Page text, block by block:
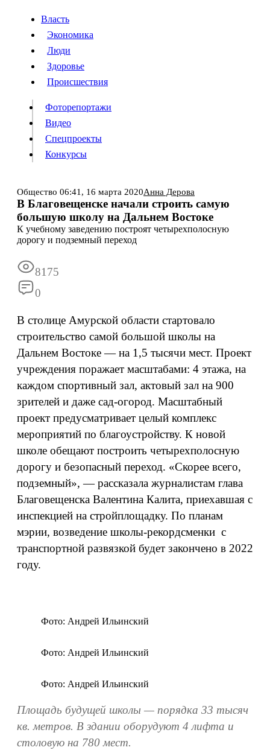
Власть
Происшествия
Видео
Конкурсы
Информация ПодпискаРекламаВсе новостиАрхив
Власть
Экономика
Люди
Здоровье
Происшествия
Фоторепортажи
Видео
Спецпроекты
Конкурсы
Общество 06:41, 16 марта 2020Анна Дерова
В Благовещенске начали строить самую
большую школу на Дальнем Востоке
К учебному заведению построят четырехполосную
дорогу и подземный переход
8175
0
В столице Амурской области стартовало
строительство самой большой школы на
Дальнем Востоке — на 1,5 тысячи мест. Проект
учреждения поражает масштабами: 4 этажа, на
каждом спортивный зал, актовый зал на 900
зрителей и даже сад-огород. Масштабный
проект предусматривает целый комплекс
мероприятий по благоустройству. К новой
школе обещают построить четырехполосную
дорогу и безопасный переход. «Скорее всего,
подземный», — рассказала журналистам глава
Благовещенска Валентина Калита, приехавшая с
инспекцией на стройплощадку. По планам
мэрии, возведение школы-рекордсменки с
транспортной развязкой будет закончено в 2022
году.
Фото: Андрей Ильинский
Фото: Андрей Ильинский
Фото: Андрей Ильинский
Площадь будущей школы — порядка 33 тысяч
кв. метров. В здании оборудуют 4 лифта и
столовую на 780 мест.